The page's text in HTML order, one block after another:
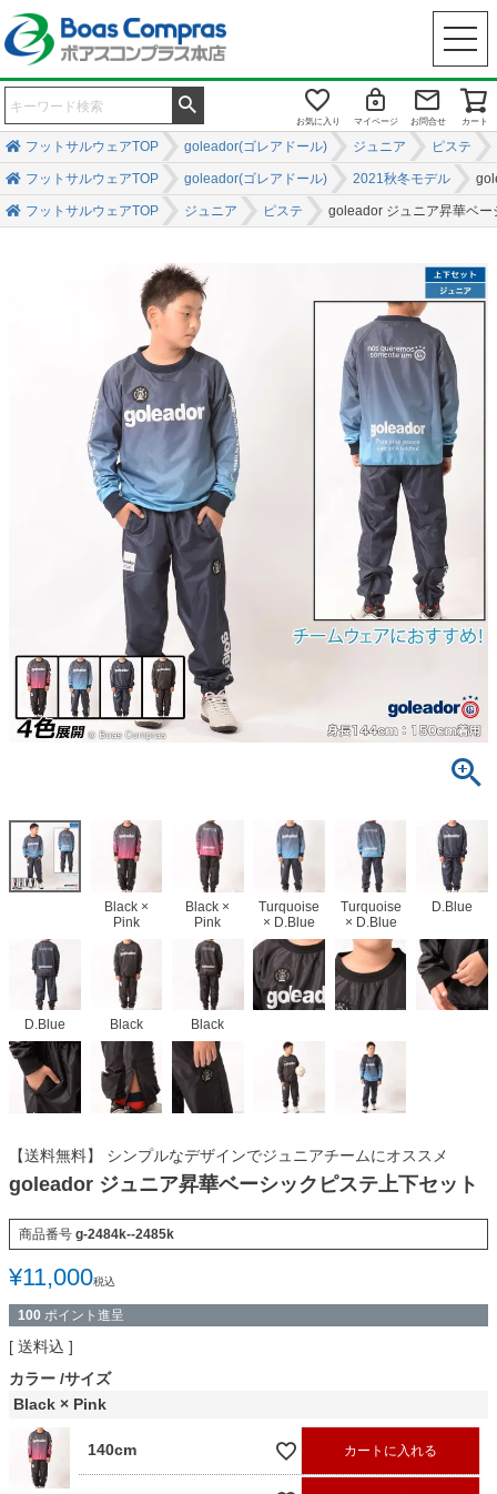
お気に入り マイページ お問合せ カート
フットサルウェアTOP goleador(ゴレアドール) ジュニア ピステ
フットサルウェアTOP goleador(ゴレアドール) 2021秋冬モデル
フットサルウェアTOP ジュニア ピステ goleador ジュニア昇華ベー
Black ×
Pink
Black ×
Pink
Turquoise
× D.Blue
Turquoise
× D.Blue
D.Blue
D.Blue Black Black
【送料無料】 シンプルなデザインでジュニアチームにオススメ
goleador ジュニア昇華ベーシックピステ上下セット
商品番号 g-2484k--2485k
¥11,000税込
100 ポイント進呈
送料込
カラー サイズ
Black × Pink
140cm カートに入れる